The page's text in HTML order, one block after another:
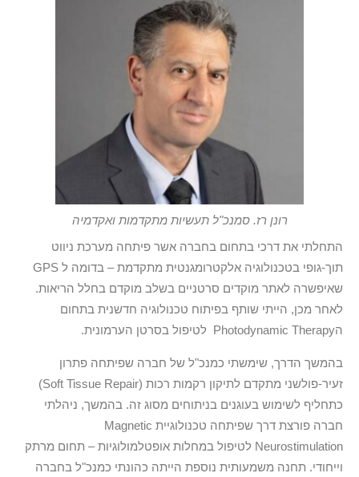
רונן רז. סמנכ"ל תעשיות מתקדמות ואקדמיה
התחלתי את דרכי בתחום בחברה אשר פיתחה מערכת ניווט
תוך-גופי בטכנולוגיה אלקטרומגנטית מתקדמת – בדומה ל GPS
שאיפשרה לאתר מוקדים סרטניים בשלב מוקדם בחלל הריאות.
לאחר מכן, הייתי שותף בפיתוח טכנולוגיה חדשנית בתחום
הPhotodynamic Therapy לטיפול בסרטן הערמונית.
בהמשך הדרך, שימשתי כמנכ"ל של חברה שפיתחה פתרון
זעיר-פולשני מתקדם לתיקון רקמות רכות (Soft Tissue Repair)
כתחליף לשימוש בעוגנים בניתוחים מסוג זה. בהמשך, ניהלתי
חברה פורצת דרך שפיתחה טכנולוגיית Magnetic
Neurostimulation לטיפול במחלות אופטלמולוגיות – תחום מרתק
וייחודי. תחנה משמעותית נוספת הייתה כהונתי כמנכ"ל בחברה